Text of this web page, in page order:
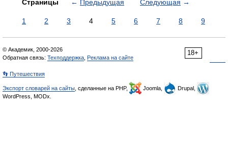
Страницы ← Предыдущая Следующая →
1 2 3 4 5 6 7 8 9
18+
© Академик, 2000-2026
Обратная связь: Техподдержка Реклама на сайте
👣 Путешествия
Экспорт словарей на сайты , сделанные на PHP, Joomla,
Drupal,
WordPress, MODx.